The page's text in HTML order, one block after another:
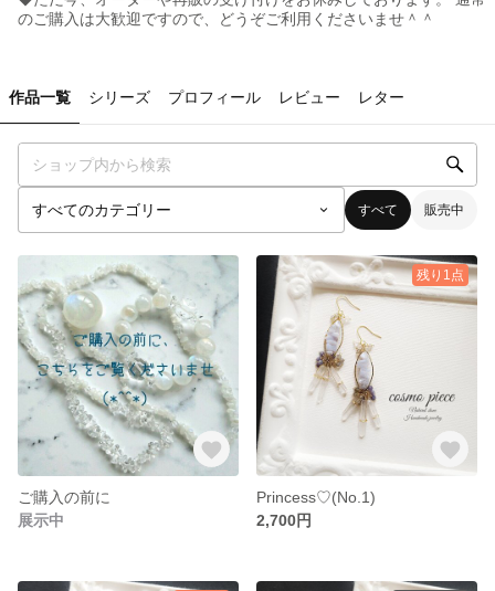
のご購入は大歓迎ですので、どうぞご利用くださいませ＾＾
作品一覧 シリーズ プロフィール レビュー レター
すべて 販売中
ご購入の前に
展示中
残り1点
Princess♡(No.1)
2,700円